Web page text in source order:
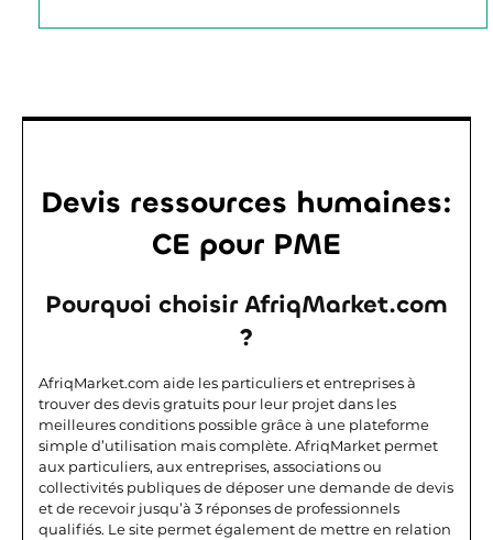
Devis ressources humaines:
CE pour PME
Pourquoi choisir AfriqMarket.com
?
AfriqMarket.com aide les particuliers et entreprises à
trouver des devis gratuits pour leur projet dans les
meilleures conditions possible grâce à une plateforme
simple d’utilisation mais complète. AfriqMarket permet
aux particuliers, aux entreprises, associations ou
collectivités publiques de déposer une demande de devis
et de recevoir jusqu’à 3 réponses de professionnels
qualifiés. Le site permet également de mettre en relation